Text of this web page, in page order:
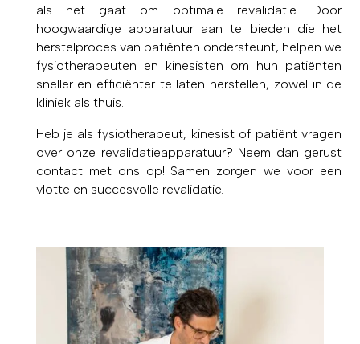
als het gaat om optimale revalidatie. Door
hoogwaardige apparatuur aan te bieden die het
herstelproces van patiënten ondersteunt, helpen we
fysiotherapeuten en kinesisten om hun patiënten
sneller en efficiënter te laten herstellen, zowel in de
kliniek als thuis.
Heb je als fysiotherapeut, kinesist of patiënt vragen
over onze revalidatieapparatuur? Neem dan gerust
contact met ons op! Samen zorgen we voor een
vlotte en succesvolle revalidatie.